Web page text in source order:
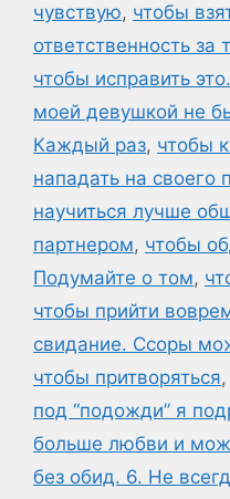
чувствую, чтобы
ответственность за
чтобы исправить
моей девушкой не
Каждый раз, чтобы
нападать на своего
научиться лучше
партнером, чтобы
Подумайте о том,
чтобы прийти
свидание. Ссоры
чтобы притворяться,
под “подожди” я
больше любви и
без обид. 6. Не